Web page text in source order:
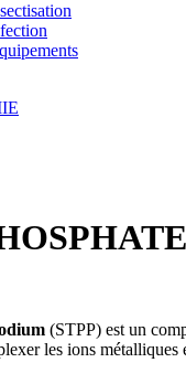
(STPP) est un
les ions métalliques